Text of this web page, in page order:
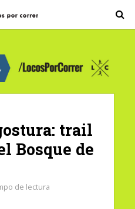
trail
Bosque de
de lectura